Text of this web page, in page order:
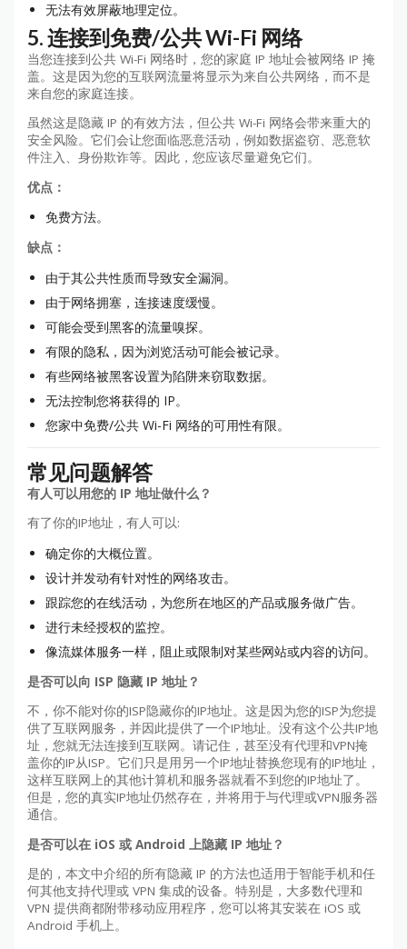
无法有效屏蔽地理定位。
5. 连接到免费/公共 Wi-Fi 网络
当您连接到公共 Wi-Fi 网络时，您的家庭 IP 地址会被网络 IP 掩
盖。这是因为您的互联网流量将显示为来自公共网络，而不是
来自您的家庭连接。
虽然这是隐藏 IP 的有效方法，但公共 Wi-Fi 网络会带来重大的
安全风险。它们会让您面临恶意活动，例如数据盗窃、恶意软
件注入、身份欺诈等。因此，您应该尽量避免它们。
优点：
免费方法。
缺点：
由于其公共性质而导致安全漏洞。
由于网络拥塞，连接速度缓慢。
可能会受到黑客的流量嗅探。
有限的隐私，因为浏览活动可能会被记录。
有些网络被黑客设置为陷阱来窃取数据。
无法控制您将获得的 IP。
您家中免费/公共 Wi-Fi 网络的可用性有限。
常见问题解答
有人可以用您的 IP 地址做什么？
有了你的IP地址，有人可以:
确定你的大概位置。
设计并发动有针对性的网络攻击。
跟踪您的在线活动，为您所在地区的产品或服务做广告。
进行未经授权的监控。
像流媒体服务一样，阻止或限制对某些网站或内容的访问。
是否可以向 ISP 隐藏 IP 地址？
不，你不能对你的ISP隐藏你的IP地址。这是因为您的ISP为您提
供了互联网服务，并因此提供了一个IP地址。没有这个公共IP地
址，您就无法连接到互联网。请记住，甚至没有代理和VPN掩
盖你的IP从ISP。它们只是用另一个IP地址替换您现有的IP地址，
这样互联网上的其他计算机和服务器就看不到您的IP地址了。
但是，您的真实IP地址仍然存在，并将用于与代理或VPN服务器
通信。
是否可以在 iOS 或 Android 上隐藏 IP 地址？
是的，本文中介绍的所有隐藏 IP 的方法也适用于智能手机和任
何其他支持代理或 VPN 集成的设备。特别是，大多数代理和
VPN 提供商都附带移动应用程序，您可以将其安装在 iOS 或
Android 手机上。